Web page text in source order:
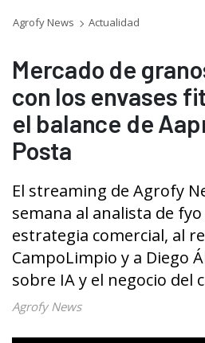
Agrofy News Actualidad
Mercado de
con los envases
el balance de
Posta
El streaming de Agrofy
semana al analista de
estrategia comercial, al
CampoLimpio y a Diego
sobre IA y el negocio del
Agrofy News